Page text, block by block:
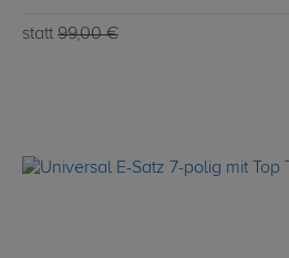
statt 99,00 €